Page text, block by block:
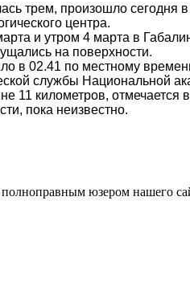
трем, произошло
центра.
и утром 4 марта в
на поверхности.
в 02.41 по местному
службы Национальной
11 километров,
пока неизвестно.
юзером нашего